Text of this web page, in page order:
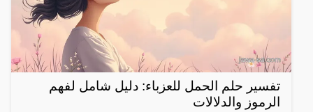
تفسير حلم الحمل للعزباء: دليل شامل لفهم
الرموز والدلالات